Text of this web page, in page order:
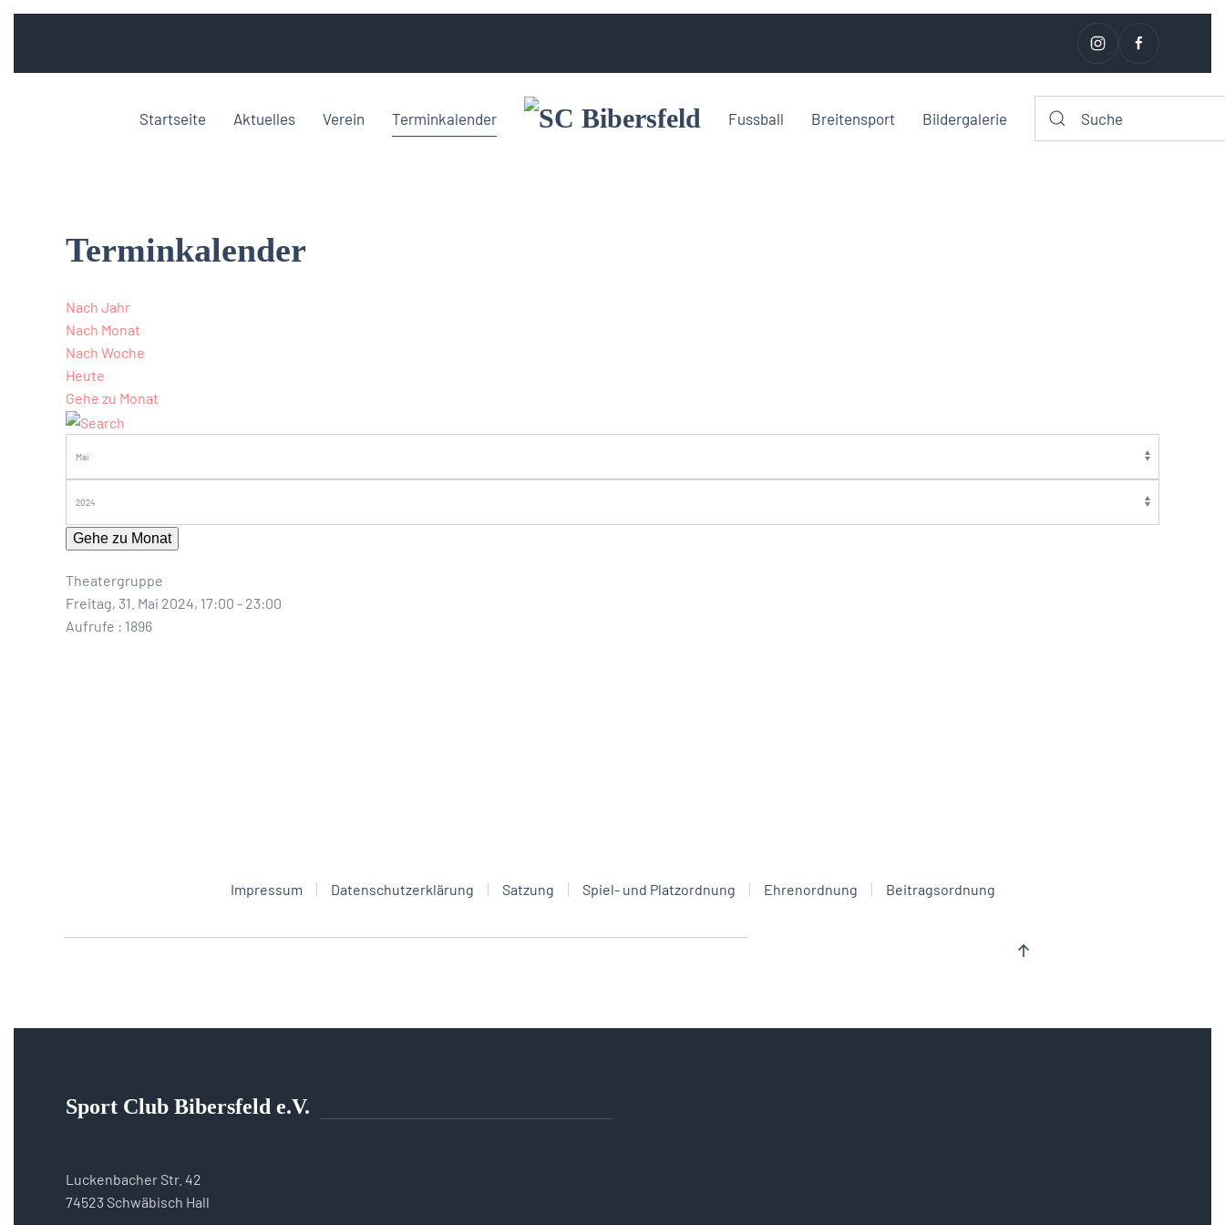
Startseite Aktuelles Verein Terminkalender Fussball Breitensport Bildergalerie
Terminkalender
Nach Jahr
Nach Monat
Nach Woche
Heute
Gehe zu Monat
Gehe zu Monat
Theatergruppe
Freitag, 31. Mai 2024, 17:00 - 23:00
Aufrufe : 1896
Impressum Datenschutzerklärung Satzung Spiel- und Platzordnung Ehrenordnung Beitragsordnung
Sport Club Bibersfeld e.V.
Luckenbacher Str. 42
74523 Schwäbisch Hall